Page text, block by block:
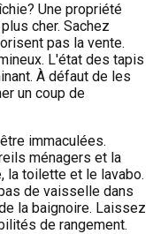
Une propriété
cher. Sachez
pas la vente.
L'état des tapis
À défaut de les
un coup de
immaculées.
ménagers et la
la toilette et le lavabo.
de vaisselle dans
la baignoire. Laissez
de rangement.